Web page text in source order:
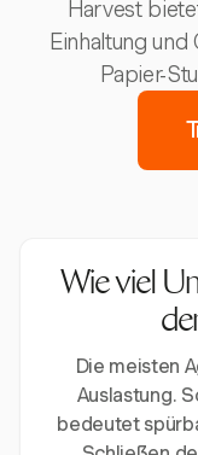
Harvest
Einhaltung
Papier-
Wie viel
Die meisten
Auslastung.
bedeutet